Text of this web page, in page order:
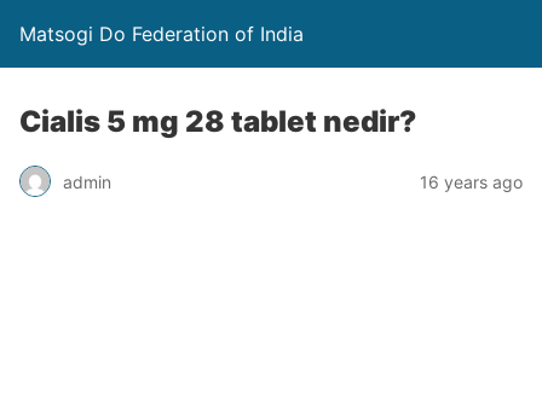
Matsogi Do Federation of India
Cialis 5 mg 28 tablet nedir?
admin 16 years ago